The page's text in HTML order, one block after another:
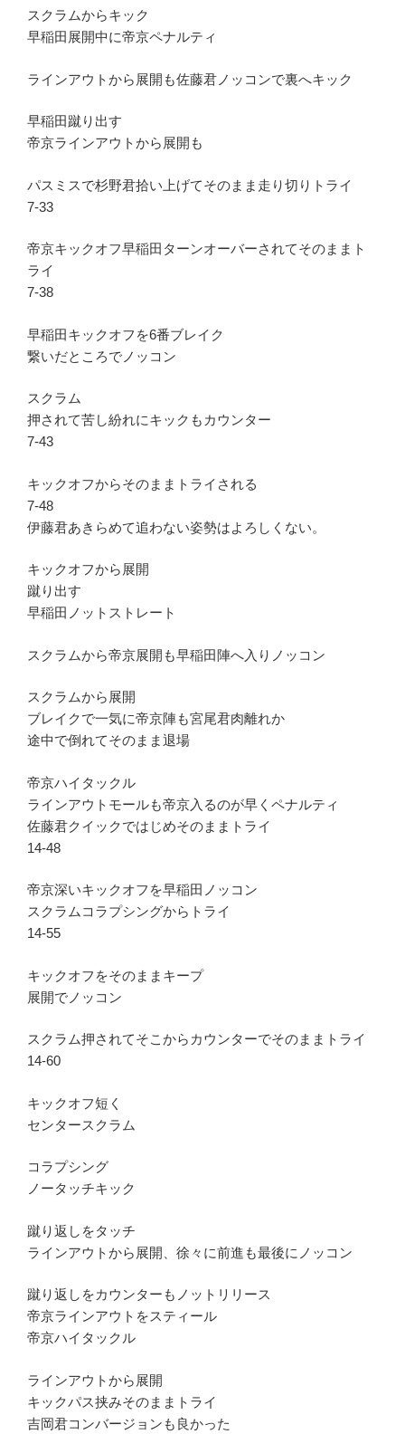
スクラムからキック
早稲田展開中に帝京ペナルティ
ラインアウトから展開も佐藤君ノッコンで裏へキック
早稲田蹴り出す
帝京ラインアウトから展開も
パスミスで杉野君拾い上げてそのまま走り切りトライ
7-33
帝京キックオフ早稲田ターンオーバーされてそのままト
ライ
7-38
早稲田キックオフを6番ブレイク
繋いだところでノッコン
スクラム
押されて苦し紛れにキックもカウンター
7-43
キックオフからそのままトライされる
7-48
伊藤君あきらめて追わない姿勢はよろしくない。
キックオフから展開
蹴り出す
早稲田ノットストレート
スクラムから帝京展開も早稲田陣へ入りノッコン
スクラムから展開
ブレイクで一気に帝京陣も宮尾君肉離れか
途中で倒れてそのまま退場
帝京ハイタックル
ラインアウトモールも帝京入るのが早くペナルティ
佐藤君クイックではじめそのままトライ
14-48
帝京深いキックオフを早稲田ノッコン
スクラムコラプシングからトライ
14-55
キックオフをそのままキープ
展開でノッコン
スクラム押されてそこからカウンターでそのままトライ
14-60
キックオフ短く
センタースクラム
コラプシング
ノータッチキック
蹴り返しをタッチ
ラインアウトから展開、徐々に前進も最後にノッコン
蹴り返しをカウンターもノットリリース
帝京ラインアウトをスティール
帝京ハイタックル
ラインアウトから展開
キックパス挟みそのままトライ
吉岡君コンバージョンも良かった